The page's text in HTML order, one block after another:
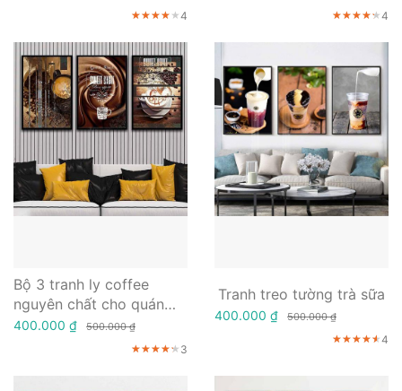
★★★★★
★★★★★
★★★★★4 ★★★★★
★★★★★
★★★★★4
Bộ 3 tranh ly coffee
nguyên chất cho quán
cafe
400.000 ₫ 500.000 ₫
★★★★★
★★★★★
★★★★★ 3
Tranh treo tường trà sữa
400.000 ₫ 500.000 ₫
★★★★★
★★★★★
★★★★★4